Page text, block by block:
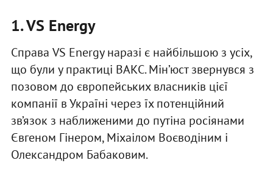
1. VS Energy
Справа VS Energy наразі є найбільшою з усіх,
що були у практиці ВАКС. Мін’юст звернувся з
позовом до європейських власників цієї
компанії в Україні через їх потенційний
зв’язок з наближеними до путіна росіянами
Євгеном Гінером, Міхаілом Воєводіним і
Олександром Бабаковим.